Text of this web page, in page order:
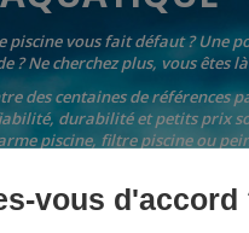
piscine vous fait défaut ? Une
Ne cherchez plus, vous êtes
des centaines de références
durabilité et petits prix
piscine, filtre piscine ou
vous d'accord